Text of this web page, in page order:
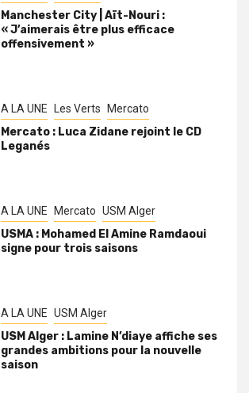
Manchester City | Aït-Nouri :
« J’aimerais être plus efficace
offensivement »
A LA UNE Les Verts Mercato
Mercato : Luca Zidane rejoint le CD
Leganés
A LA UNE Mercato USM Alger
USMA : Mohamed El Amine Ramdaoui
signe pour trois saisons
A LA UNE USM Alger
USM Alger : Lamine N’diaye affiche ses
grandes ambitions pour la nouvelle
saison